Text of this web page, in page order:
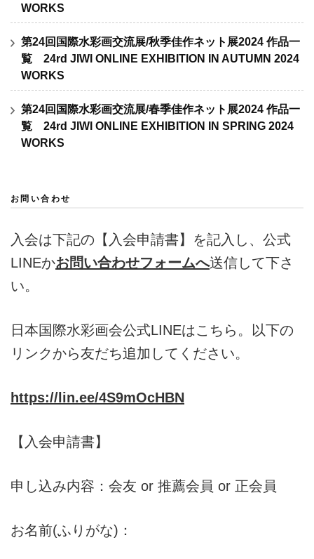
WORKS
第24回国際水彩画交流展/秋季佳作ネット展2024 作品一
覧 24rd JIWI ONLINE EXHIBITION IN AUTUMN 2024
WORKS
第24回国際水彩画交流展/春季佳作ネット展2024 作品一
覧 24rd JIWI ONLINE EXHIBITION IN SPRING 2024
WORKS
お問い合わせ
入会は下記の【入会申請書】を記入し、公式
LINEかお問い合わせフォームへ送信して下さ
い。
日本国際水彩画会公式LINEはこちら。以下の
リンクから友だち追加してください。
https://lin.ee/4S9mOcHBN
【入会申請書】
申し込み内容：会友 or 推薦会員 or 正会員
お名前(ふりがな)：